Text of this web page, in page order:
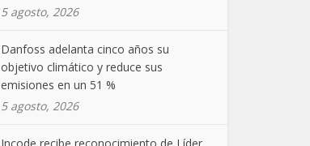
5 agosto, 2026
Danfoss adelanta cinco años su
objetivo climático y reduce sus
emisiones en un 51 %
5 agosto, 2026